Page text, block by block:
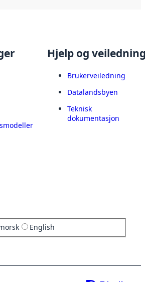
Hjelp og
Brukerveiledning
Datalandsbyen
Teknisk
dokumentasjon
English